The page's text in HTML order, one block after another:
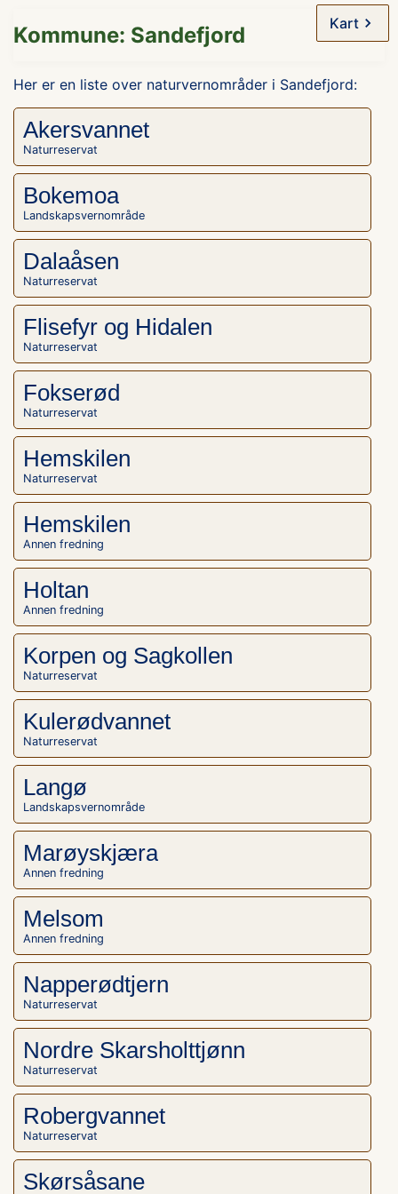
Kart
Kommune: Sandefjord
Her er en liste over naturvernområder i Sandefjord:
Akersvannet
Naturreservat
Bokemoa
Landskapsvernområde
Dalaåsen
Naturreservat
Flisefyr og Hidalen
Naturreservat
Fokserød
Naturreservat
Hemskilen
Naturreservat
Hemskilen
Annen fredning
Holtan
Annen fredning
Korpen og Sagkollen
Naturreservat
Kulerødvannet
Naturreservat
Langø
Landskapsvernområde
Marøyskjæra
Annen fredning
Melsom
Annen fredning
Napperødtjern
Naturreservat
Nordre Skarsholttjønn
Naturreservat
Robergvannet
Naturreservat
Skørsåsane